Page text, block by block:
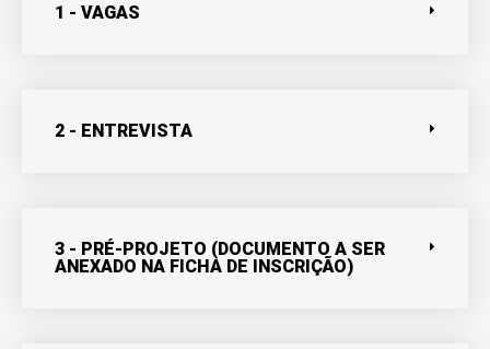
1 - VAGAS
2 - ENTREVISTA
3 - PRÉ-PROJETO (DOCUMENTO A SER
ANEXADO NA FICHA DE INSCRIÇÃO)